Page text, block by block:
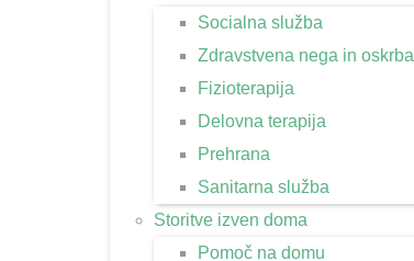
Socialna služba
Zdravstvena nega in oskrba
Fizioterapija
Delovna terapija
Prehrana
Sanitarna služba
Storitve izven doma
Pomoč na domu